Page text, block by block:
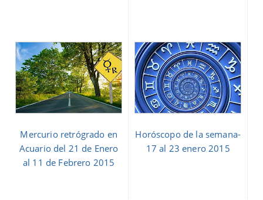
Mercurio retrógrado en
Acuario del 21 de Enero
al 11 de Febrero 2015
Horóscopo de la semana-
17 al 23 enero 2015